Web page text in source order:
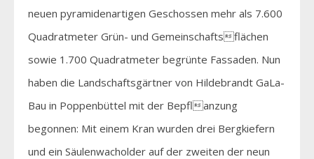
neuen pyramidenartigen Geschossen mehr als 7.600
Quadratmeter Grün- und Gemeinschaftsflächen
sowie 1.700 Quadratmeter begrünte Fassaden. Nun
haben die Landschaftsgärtner von Hildebrandt GaLa-
Bau in Poppenbüttel mit der Bepflanzung
begonnen: Mit einem Kran wurden drei Bergkiefern
und ein Säulenwacholder auf der zweiten der neun